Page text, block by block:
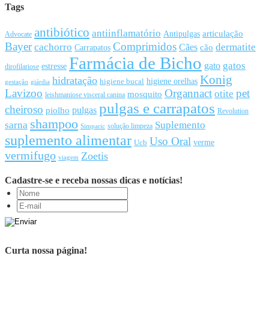
Tags
Advocate antibiótico antiinflamatório Antipulgas articulação
Bayer cachorro Carrapatos Comprimidos Cães cão dermatite
dirofilariose estresse Farmácia de Bicho gato gatos
gestação giárdia hidratação higiene bucal higiene orelhas Konig
Lavizoo leishmaniose visceral canina mosquito Organnact otite pet
cheiroso piolho pulgas pulgas e carrapatos Revolution
sarna shampoo Simparic solução limpeza Suplemento
suplemento alimentar Ucb Uso Oral verme
vermifugo viagem Zoetis
Cadastre-se e receba nossas dicas e notícias!
Curta nossa página!